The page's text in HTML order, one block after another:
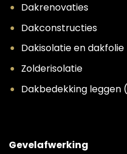
Dakrenovaties
Dakconstructies
Dakisolatie en dakfolie
Zolderisolatie
Dakbedekking leggen
Gevelafwerking